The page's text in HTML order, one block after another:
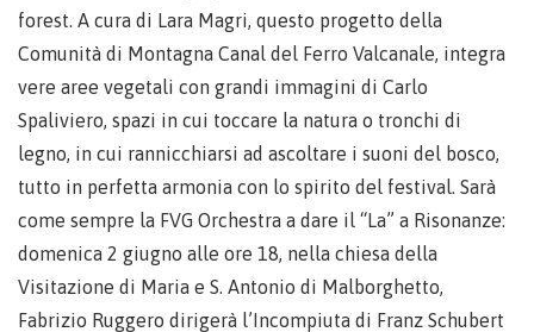
forest. A cura di Lara Magri, questo progetto della
Comunità di Montagna Canal del Ferro Valcanale, integra
vere aree vegetali con grandi immagini di Carlo
Spaliviero, spazi in cui toccare la natura o tronchi di
legno, in cui rannicchiarsi ad ascoltare i suoni del bosco,
tutto in perfetta armonia con lo spirito del festival. Sarà
come sempre la FVG Orchestra a dare il “La” a Risonanze:
domenica 2 giugno alle ore 18, nella chiesa della
Visitazione di Maria e S. Antonio di Malborghetto,
Fabrizio Ruggero dirigerà l’Incompiuta di Franz Schubert